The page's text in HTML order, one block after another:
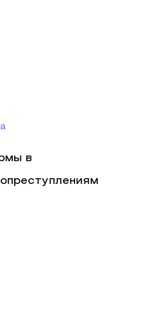
в